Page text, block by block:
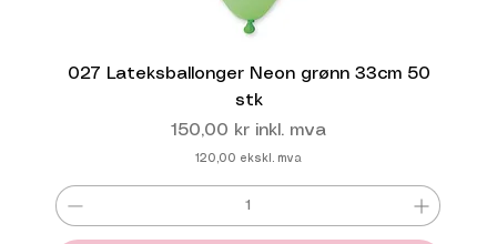
027 Lateksballonger Neon grønn 33cm 50
stk
Pris
150,00 kr inkl. mva
120,00 ekskl. mva